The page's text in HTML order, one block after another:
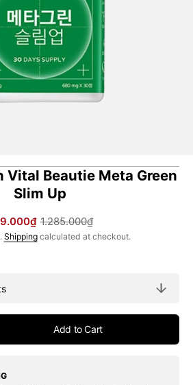
Open
featured
media
in
gallery
view
Vital Beautie Meta Green
Slim Up
1.285.000₫
Shippingcalculated at checkout.
Add to Cart